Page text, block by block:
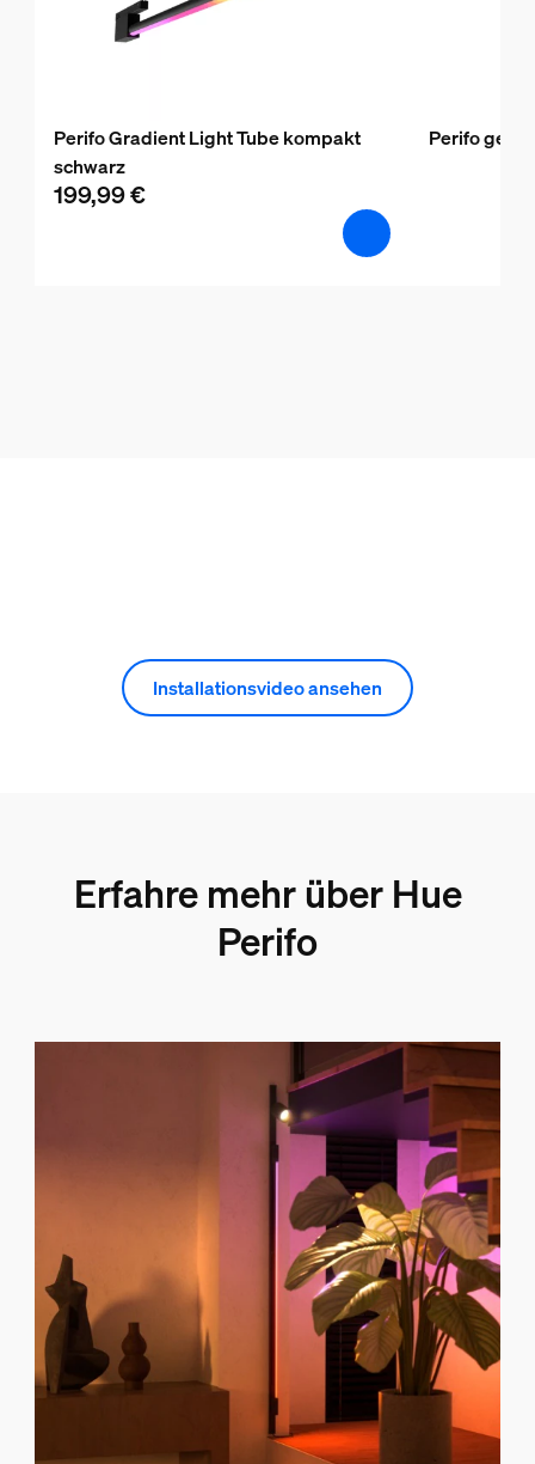
Perifo Gradient Light Tube kompakt
schwarz
199,99 €
Perifo
Installationsvideo ansehen
Erfahre mehr über Hue
Perifo